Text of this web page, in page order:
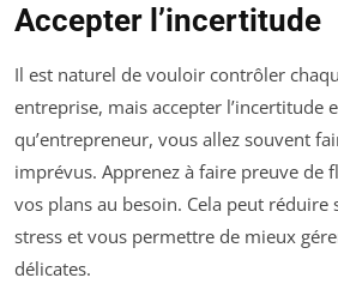
Accepter l’incertitude
Il est naturel de vouloir contrôler
entreprise, mais accepter l’incertitude
qu’entrepreneur, vous allez souvent
imprévus. Apprenez à faire preuve de
vos plans au besoin. Cela peut
stress et vous permettre de mieux
délicates.